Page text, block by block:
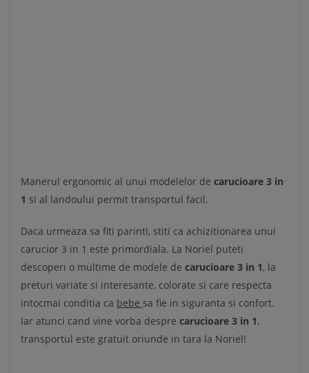
Manerul ergonomic al unui modelelor de carucioare 3 in
1 si al landoului permit transportul facil.
Daca urmeaza sa fiti parinti, stiti ca achizitionarea unui
carucior 3 in 1 este primordiala. La Noriel puteti
descoperi o multime de modele de carucioare 3 in 1, la
preturi variate si interesante, colorate si care respecta
intocmai conditia ca bebe sa fie in siguranta si confort.
Iar atunci cand vine vorba despre carucioare 3 in 1,
transportul este gratuit oriunde in tara la Noriel!